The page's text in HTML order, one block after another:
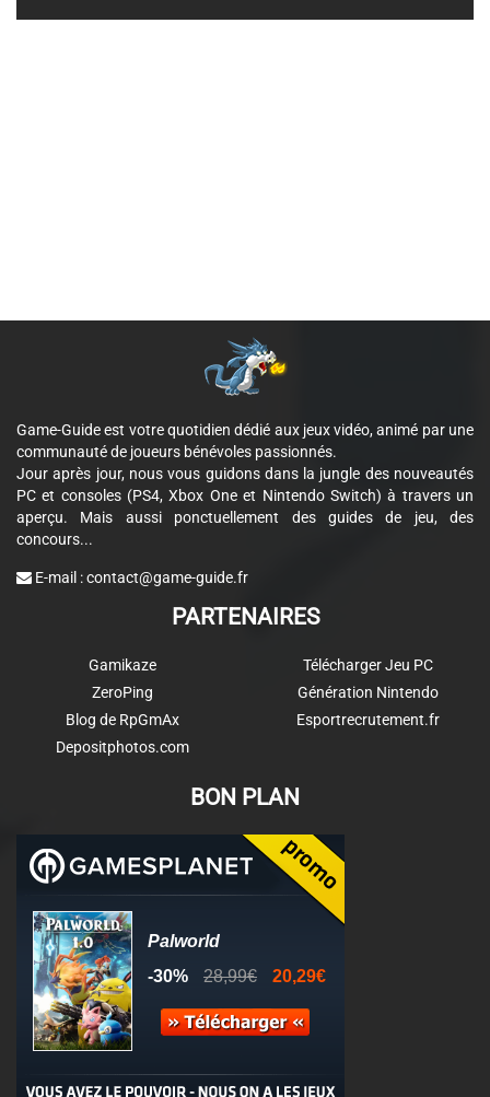
Game-Guide est votre quotidien dédié aux jeux vidéo, animé par une
communauté de joueurs bénévoles passionnés.
Jour après jour, nous vous guidons dans la jungle des nouveautés
PC et consoles (PS4, Xbox One et Nintendo Switch) à travers un
aperçu. Mais aussi ponctuellement des guides de jeu, des
concours...
E-mail :contact@game-guide.fr
PARTENAIRES
Gamikaze
ZeroPing
Blog de RpGmAx
Depositphotos.com
Télécharger Jeu PC
Génération Nintendo
Esportrecrutement.fr
BON PLAN